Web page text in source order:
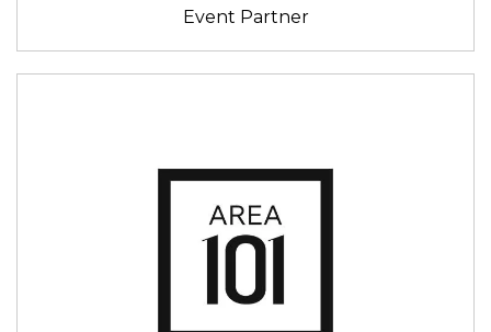
Event Partner